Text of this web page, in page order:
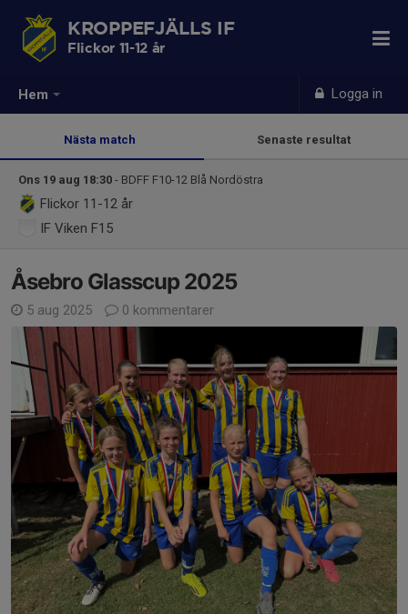
Hem Logga in
KROPPEFJÄLLS IF
Flickor 11-12 år
Nästa match Senaste resultat
Ons 19 aug 18:30 - BDFF F10-12 Blå Nordöstra
Flickor 11-12 år
IF Viken F15
Åsebro Glasscup 2025
5 aug 2025 0 kommentarer